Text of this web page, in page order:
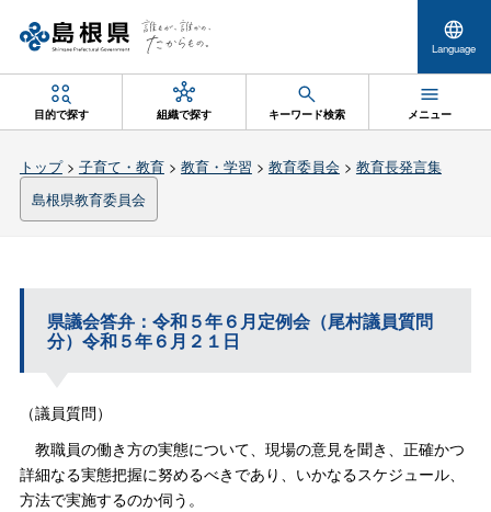
Language
目的で探す 組織で探す キーワード検索 メニュー
トップ> 子育て・教育> 教育・学習 > 教育委員会 > 教育長発言集
島根県教育委員会
県議会答弁：令和５年６月定例会（尾村議員質問
分）令和５年６月２１日
（議員質問）
教職員の働き方の実態について、現場の意見を聞き、正確かつ
詳細なる実態把握に努めるべきであり、いかなるスケジュール、
方法で実施するのか伺う。